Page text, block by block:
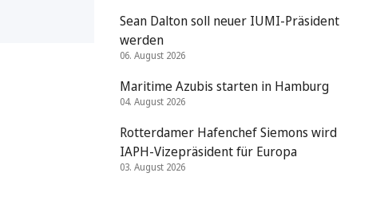
Sean Dalton soll neuer IUMI-Präsident
werden
06. August 2026
Maritime Azubis starten in Hamburg
04. August 2026
Rotterdamer Hafenchef Siemons wird
IAPH-Vizepräsident für Europa
03. August 2026